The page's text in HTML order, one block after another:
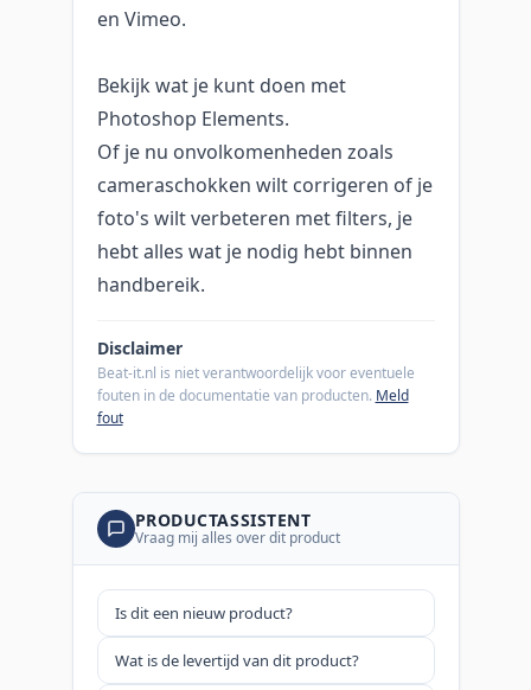
en Vimeo.
Bekijk wat je kunt doen met
Photoshop Elements.
Of je nu onvolkomenheden zoals
cameraschokken wilt corrigeren of je
foto's wilt verbeteren met filters, je
hebt alles wat je nodig hebt binnen
handbereik.
Disclaimer
Beat-it.nl is niet verantwoordelijk voor eventuele
fouten in de documentatie van producten. Meld
fout
PRODUCTASSISTENT
Vraag mij alles over dit product
Is dit een nieuw product?
Wat is de levertijd van dit product?